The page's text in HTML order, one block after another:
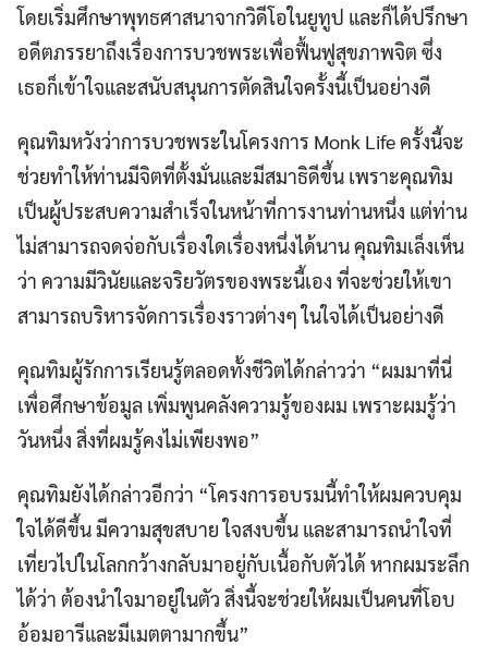
Search
โดยเริ่มศึกษาพุทธศาสนาจากวิดีโอในยูทูป และก็ได้ปรึกษา
อดีตภรรยาถึงเรื่องการบวชพระเพื่อฟื้นฟูสุขภาพจิต ซึ่ง
เธอก็เข้าใจและสนับสนุนการตัดสินใจครั้งนี้เป็นอย่างดี
คุณทิมหวังว่าการบวชพระในโครงการ Monk Life ครั้งนี้จะ
ช่วยทำให้ท่านมีจิตที่ตั้งมั่นและมีสมาธิดีขึ้น เพราะคุณทิม
เป็นผู้ประสบความสำเร็จในหน้าที่การงานท่านหนึ่ง แต่ท่าน
ไม่สามารถจดจ่อกับเรื่องใดเรื่องหนึ่งได้นาน คุณทิมเล็งเห็น
ว่า ความมีวินัยและจริยวัตรของพระนี้เอง ที่จะช่วยให้เขา
สามารถบริหารจัดการเรื่องราวต่างๆ ในใจได้เป็นอย่างดี
คุณทิมผู้รักการเรียนรู้ตลอดทั้งชีวิตได้กล่าวว่า “ผมมาที่นี่
เพื่อศึกษาข้อมูล เพิ่มพูนคลังความรู้ของผม เพราะผมรู้ว่า
วันหนึ่ง สิ่งที่ผมรู้คงไม่เพียงพอ”
คุณทิมยังได้กล่าวอีกว่า “โครงการอบรมนี้ทำให้ผมควบคุม
ใจได้ดีขึ้น มีความสุขสบาย ใจสงบขึ้น และสามารถนำใจที่
เที่ยวไปในโลกกว้างกลับมาอยู่กับเนื้อกับตัวได้ หากผมระลึก
ได้ว่า ต้องนำใจมาอยู่ในตัว สิ่งนี้จะช่วยให้ผมเป็นคนที่โอบ
อ้อมอารีและมีเมตตามากขึ้น”